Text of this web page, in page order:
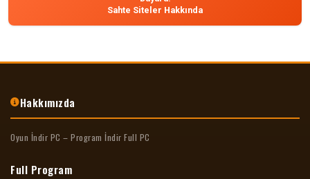
Sahte Siteler Hakkında
Hakkımızda
Oyun İndir PC – Program İndir Full PC
Full Program